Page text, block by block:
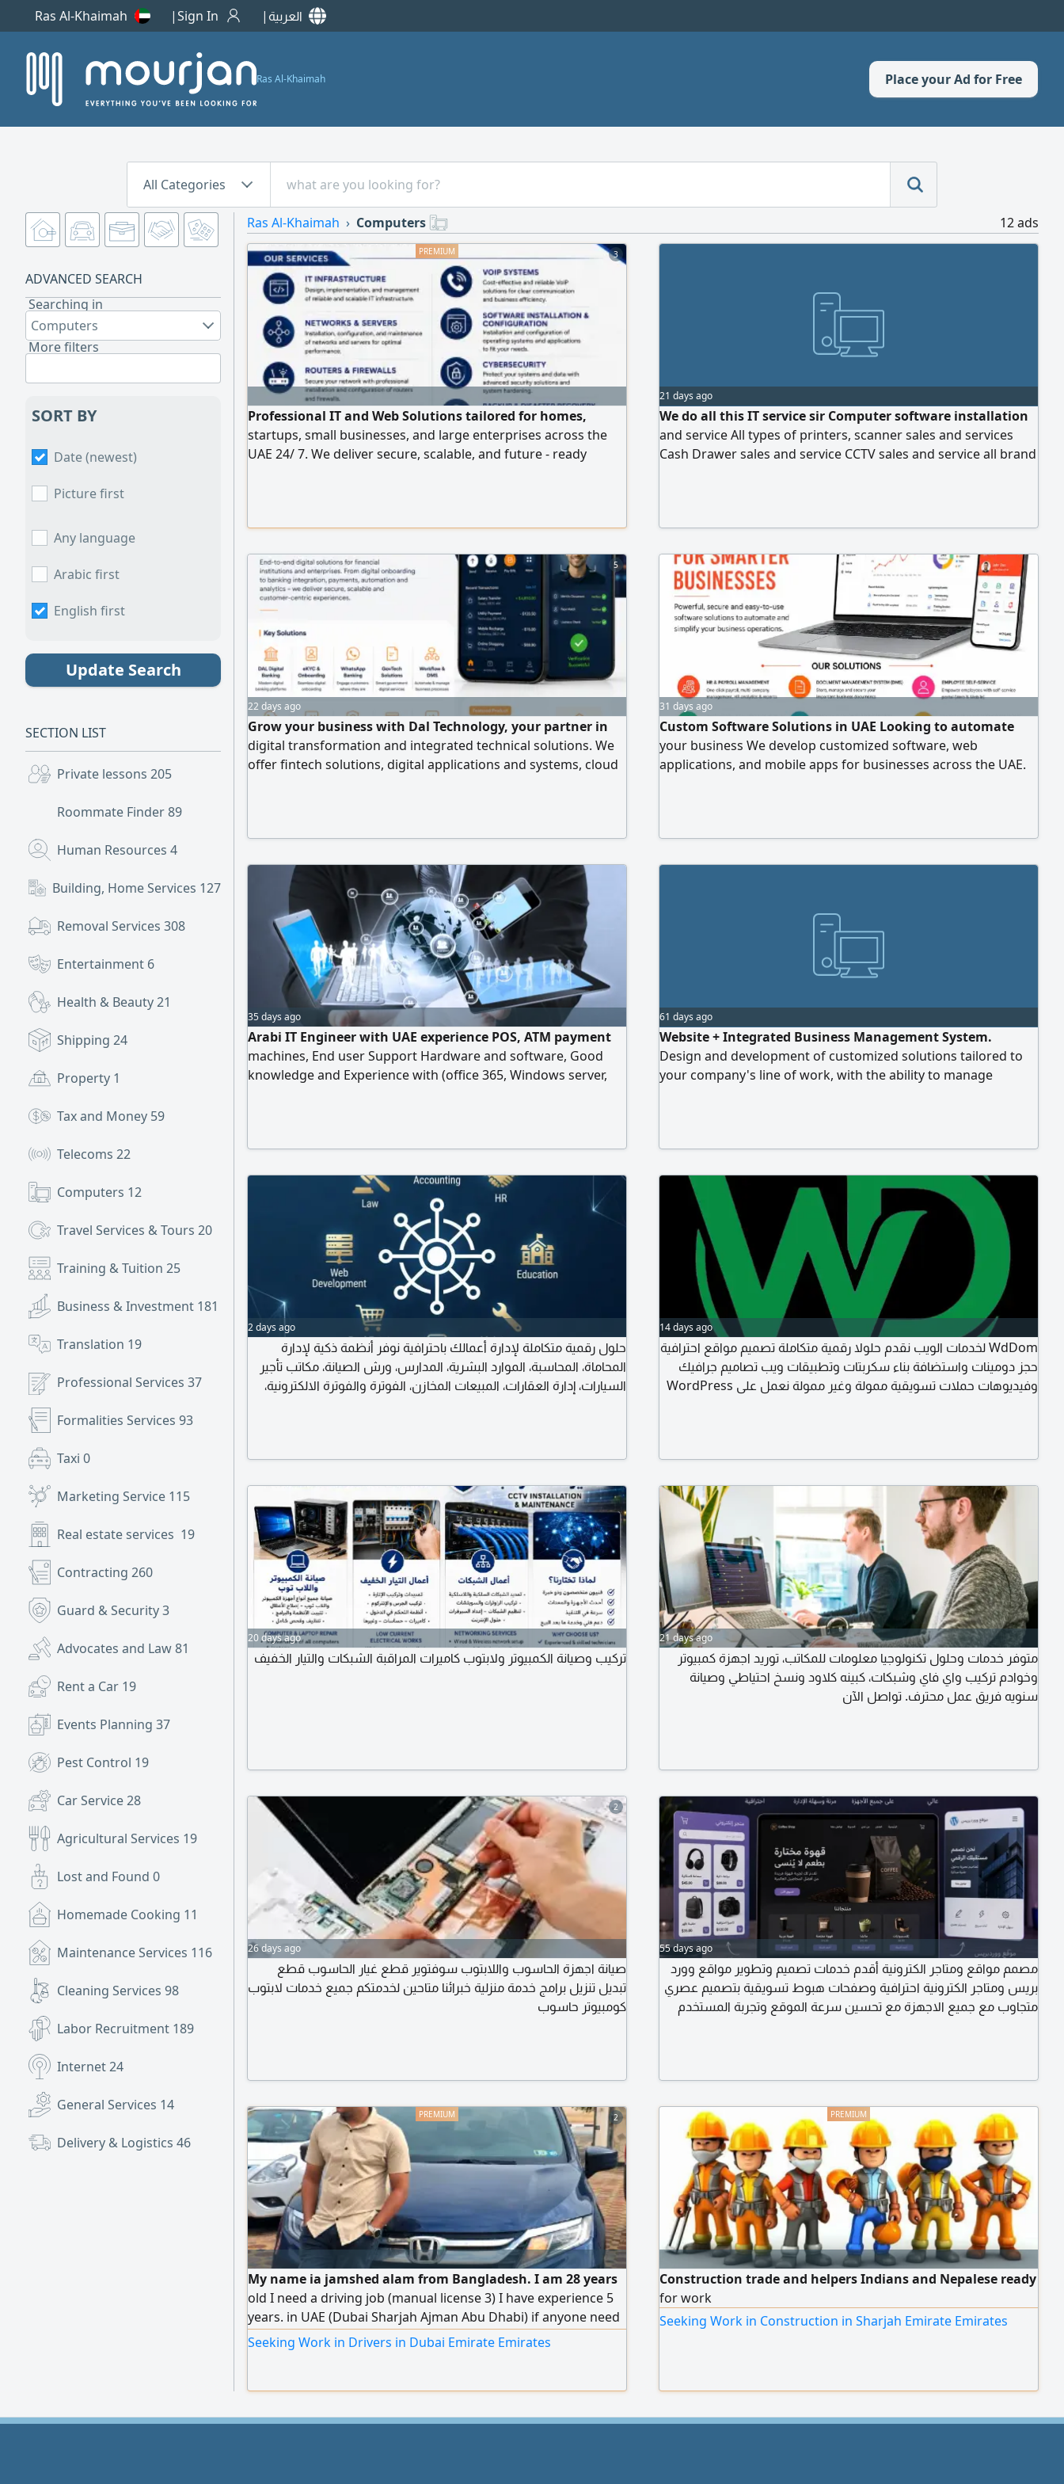
Ras Al-Khaimah Sign In العربية
Ras Al-Khaimah Place your Ad for Free
All Categories
ADVANCED SEARCH
Searching in
Computers
More filters
SORT BY
Date (newest)
Picture first
Any language
Arabic first
English first
Update Search
SECTION LIST
Private lessons 205
Roommate Finder89
Human Resources 4
Building, Home Services 127
Removal Services 308
Entertainment 6
Health & Beauty21
Shipping 24
Property 1
Tax and Money 59
Telecoms 22
Computers 12
Travel Services & Tours 20
Training & Tuition 25
Business & Investment 181
Translation 19
Professional Services 37
Formalities Services 93
Taxi 0
Marketing Service 115
Real estate services 19
Contracting 260
Guard & Security3
Advocates and Law81
Rent a Car 19
Events Planning 37
Pest Control 19
Car Service28
Agricultural Services 19
Lost and Found 0
Homemade Cooking 11
Maintenance Services 116
Cleaning Services 98
Labor Recruitment 189
Internet24
General Services 14
Delivery & Logistics 46
Ras Al-Khaimah Computers 12 ads
3
Professional IT and Web Solutions tailored for homes,
startups, small businesses, and large enterprises across the
UAE 24/ 7. We deliver secure, scalable, and future - ready
Switch & Firewall installation - Server deployment
21 days ago
We do all this IT service sir Computer software installation
and service All types of printers, scanner sales and services
Cash Drawer sales and service CCTV sales and service all brand
installation PO
5
22 days ago
Grow your business with Dal Technology, your partner in
digital transformation and integrated technical solutions. We
offer fintech solutions, digital applications and systems, cloud
serve companies, government and private institutions across
client's needs.
31 days ago
Custom Software Solutions in UAE Looking to automate
your business We develop customized software, web
applications, and mobile apps for businesses across the UAE.
Custom ERP & Business Automation - Web & Mobile App
35 days ago
Arabi IT Engineer with UAE experience POS, ATM payment
machines, End user Support Hardware and software, Good
knowledge and Experience with (office 365, Windows server,
61 days ago
Website + Integrated Business Management System.
Design and development of customized solutions tailored to
your company's line of work, with the ability to manage
2 days ago
حلول رقمية متكاملة لإدارة أعمالك باحترافية نوفر أنظمة ذكية لإدارة
المحاماة، المحاسبة، الموارد البشرية، المدارس، ورش الصيانة، مكاتب تأجير
السيارات، إدارة العقارات، المبيعات المخازن، الفوترة والفوترة الالكترونية،
14 days ago
WdDom لخدمات الويب نقدم حلولا رقمية متكاملة تصميم مواقع احترافية
حجز دومينات واستضافة بناء سكربتات وتطبيقات ويب تصاميم جرافيك
وفيديوهات حملات تسويقية ممولة وغير ممولة نعمل على WordPress
20 days ago
تركيب وصيانة الكمبيوتر ولابتوب كاميرات المراقبة الشبكات والتيار الخفيف
21 days ago
متوفر خدمات وحلول تكنولوجيا معلومات للمكاتب، توريد اجهزة كمبيوتر
وخوادم تركيب واي فاي وشبكات، كبينه كلاود ونسخ احتياطي وصيانة
سنويه فريق عمل محترف. تواصل الآن
2
26 days ago
صيانة اجهزة الحاسوب واللابتوب سوفتوير قطع غيار الحاسوب قطع
تبديل تنزيل برامج خدمة منزلية خبرائنا متاحين لخدمتكم جميع خدمات لابتوب
كومبيوتر حاسوب
55 days ago
مصمم مواقع ومتاجر الكترونية أقدم خدمات تصميم وتطوير مواقع وورد
بريس ومتاجر الكترونية احترافية وصفحات هبوط تسويقية بتصميم عصري
متجاوب مع جميع الاجهزة مع تحسين سرعة الموقع وتجربة المستخدم
2
My name ia jamshed alam from Bangladesh. I am 28 years
old I need a driving job (manual license 3) I have experience 5
years. in UAE (Dubai Sharjah Ajman Abu Dhabi) if anyone need
driver please contact house driver or company
Seeking Work in Drivers in Dubai Emirate Emirates
Construction trade and helpers Indians and Nepalese ready
for work
Seeking Work in Construction in Sharjah Emirate Emirates